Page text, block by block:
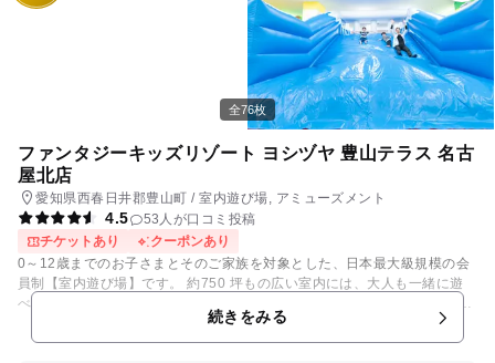
全76枚
ファンタジーキッズリゾート ヨシヅヤ 豊山テラス 名古
屋北店
愛知県西春日井郡豊山町 / 室内遊び場, アミューズメント
4.5
53人が口コミ投稿
チケットあり
クーポンあり
0～12歳までのお子さまとそのご家族を対象とした、日本最大級規模の会
員制【室内遊び場】です。 約750 坪もの広い室内には、大人も一緒に遊
べる滑り台などのふわふわ遊具や、さまざまな種類のアニマルバイク、抗
菌砂場など、日常ではなかなか体験できない遊具がいっぱい！ 敷地全てが
屋内なので、雨の日でも思いっきり体を動かして遊べます♪ リラクゼーシ
続きをみる